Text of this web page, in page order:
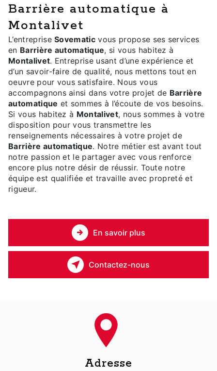
Barrière automatique à
Montalivet
L’entrepriseSovematic vous propose ses services
en Barrière automatique, si vous habitez à
Montalivet. Entreprise usant d’une expérience et
d’un savoir-faire de qualité, nous mettons tout en
oeuvre pour vous satisfaire. Nous vous
accompagnons ainsi dans votre projet de Barrière
automatique et sommes à l’écoute de vos besoins.
Si vous habitez à Montalivet, nous sommes à votre
disposition pour vous transmettre les
renseignements nécessaires à votre projet de
Barrière automatique. Notre métier est avant tout
notre passion et le partager avec vous renforce
encore plus notre désir de réussir. Toute notre
équipe est qualifiée et travaille avec propreté et
rigueur.
En savoir plus
Contactez-nous
Adresse